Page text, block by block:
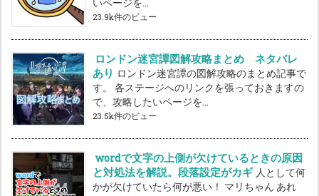
23.9k件のビュー
ロンドン迷宮譚図解攻略まとめ ネタバレ
あり ロンドン迷宮譚の図解攻略のまとめ記事で
す。 各ステージへのリンクを張っておきますの
で、攻略したいページを...
23.5k件のビュー
wordで文字の上側が欠けているときの原因
と対処法を解説。段落設定がカギ 人として何
かが欠けていたら何が悪い！ マリちゃん あれ